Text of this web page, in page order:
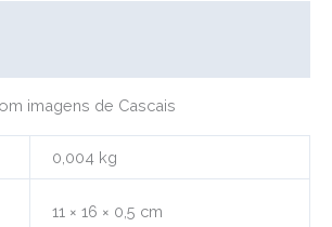
imagens de Cascais
0,004 kg
11 × 16 × 0,5 cm